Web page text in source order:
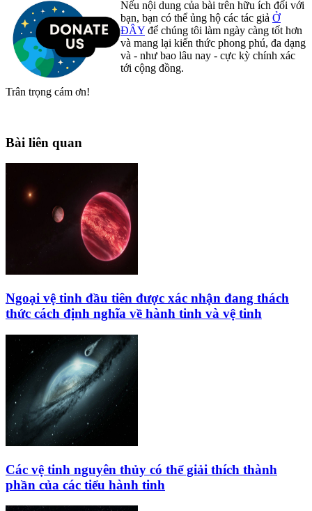
Nếu nội dung của bài trên hữu ích đối với
bạn, bạn có thể ủng hộ các tác giả Ở
ĐÂY để chúng tôi làm ngày càng tốt hơn
và mang lại kiến thức phong phú, đa dạng
và - như bao lâu nay - cực kỳ chính xác
tới cộng đồng.
Trân trọng cám ơn!
Bài liên quan
Ngoại vệ tinh đầu tiên được xác nhận đang thách
thức cách định nghĩa về hành tinh và vệ tinh
Các vệ tinh nguyên thủy có thể giải thích thành
phần của các tiểu hành tinh